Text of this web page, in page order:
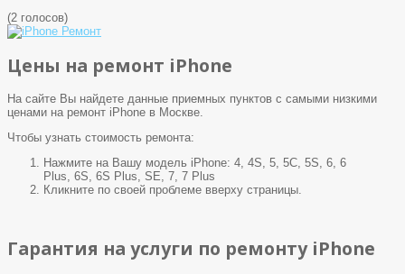
(2 голосов)
Цены на ремонт iPhone
На сайте Вы найдете данные приемных пунктов с самыми низкими
ценами на ремонт iPhone в Москве.
Чтобы узнать стоимость ремонта:
Нажмите на Вашу модель iPhone: 4, 4S, 5, 5C, 5S, 6, 6
Plus, 6S, 6S Plus, SE, 7, 7 Plus
Кликните по своей проблеме вверху страницы.
Гарантия на услуги по ремонту iPhone